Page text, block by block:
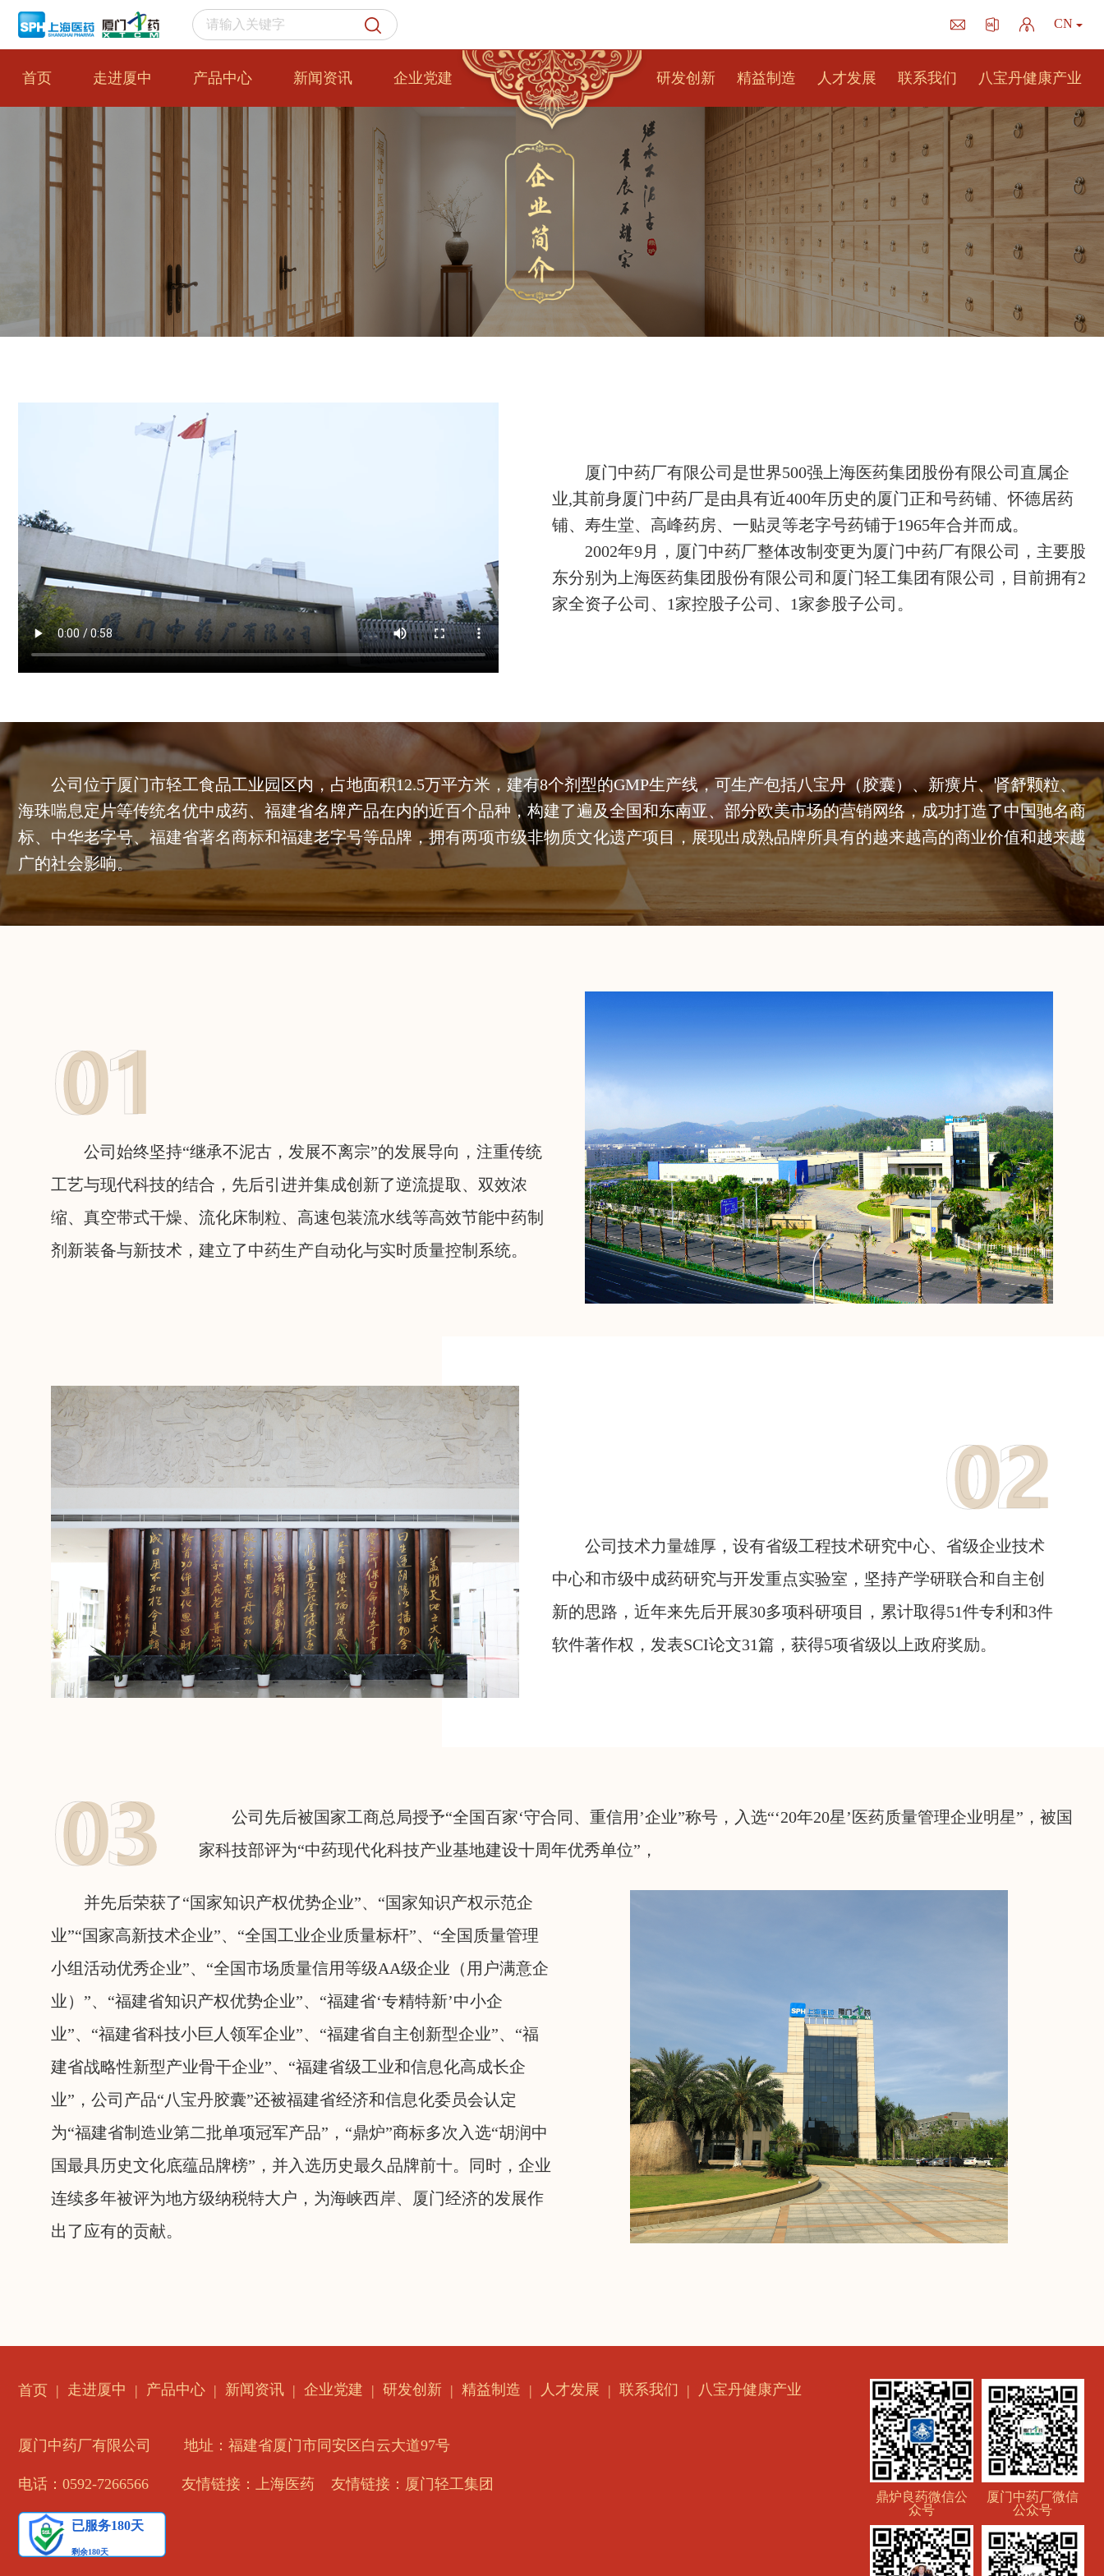
CN
首页 走进厦中 产品中心 新闻资讯 企业党建 研发创新 精益制造 人才发展 联系我们 八宝丹健康产业
厦门中药厂有限公司是世界500强上海医药集团股份有限公司直属企
业,其前身厦门中药厂是由具有近400年历史的厦门正和号药铺、怀德居药
铺、寿生堂、高峰药房、一贴灵等老字号药铺于1965年合并而成。
2002年9月，厦门中药厂整体改制变更为厦门中药厂有限公司，主要股
东分别为上海医药集团股份有限公司和厦门轻工集团有限公司，目前拥有2
家全资子公司、1家控股子公司、1家参股子公司。
公司位于厦门市轻工食品工业园区内，占地面积12.5万平方米，建有8个剂型的GMP生产线，可生产包括八宝丹（胶囊）、新癀片、肾舒颗粒、
海珠喘息定片等传统名优中成药、福建省名牌产品在内的近百个品种，构建了遍及全国和东南亚、部分欧美市场的营销网络，成功打造了中国驰名商
标、中华老字号、福建省著名商标和福建老字号等品牌，拥有两项市级非物质文化遗产项目，展现出成熟品牌所具有的越来越高的商业价值和越来越
广的社会影响。
公司始终坚持“继承不泥古，发展不离宗”的发展导向，注重传统
工艺与现代科技的结合，先后引进并集成创新了逆流提取、双效浓
缩、真空带式干燥、流化床制粒、高速包装流水线等高效节能中药制
剂新装备与新技术，建立了中药生产自动化与实时质量控制系统。
公司技术力量雄厚，设有省级工程技术研究中心、省级企业技术
中心和市级中成药研究与开发重点实验室，坚持产学研联合和自主创
新的思路，近年来先后开展30多项科研项目，累计取得51件专利和3件
软件著作权，发表SCI论文31篇，获得5项省级以上政府奖励。
公司先后被国家工商总局授予“全国百家‘守合同、重信用’企业”称号，入选“‘20年20星’医药质量管理企业明星”，被国
家科技部评为“中药现代化科技产业基地建设十周年优秀单位”，
并先后荣获了“国家知识产权优势企业”、“国家知识产权示范企
业”“国家高新技术企业”、“全国工业企业质量标杆”、“全国质量管理
小组活动优秀企业”、“全国市场质量信用等级AA级企业（用户满意企
业）”、“福建省知识产权优势企业”、“福建省‘专精特新’中小企
业”、“福建省科技小巨人领军企业”、“福建省自主创新型企业”、“福
建省战略性新型产业骨干企业”、“福建省级工业和信息化高成长企
业”，公司产品“八宝丹胶囊”还被福建省经济和信息化委员会认定
为“福建省制造业第二批单项冠军产品”，“鼎炉”商标多次入选“胡润中
国最具历史文化底蕴品牌榜”，并入选历史最久品牌前十。同时，企业
连续多年被评为地方级纳税特大户，为海峡西岸、厦门经济的发展作
出了应有的贡献。
首页 走进厦中 产品中心 新闻资讯 企业党建 研发创新 精益制造 人才发展 联系我们 八宝丹健康产业
厦门中药厂有限公司 地址：福建省厦门市同安区白云大道97号
电话：0592-7266566 友情链接：上海医药 友情链接：厦门轻工集团
鼎炉良药微信公
众号
厦门中药厂微信
公众号